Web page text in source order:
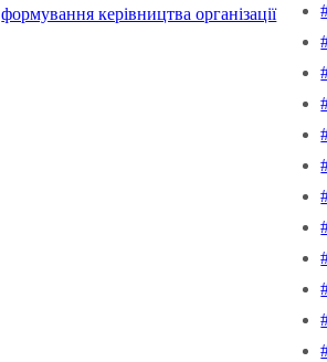
формування керівництва організації